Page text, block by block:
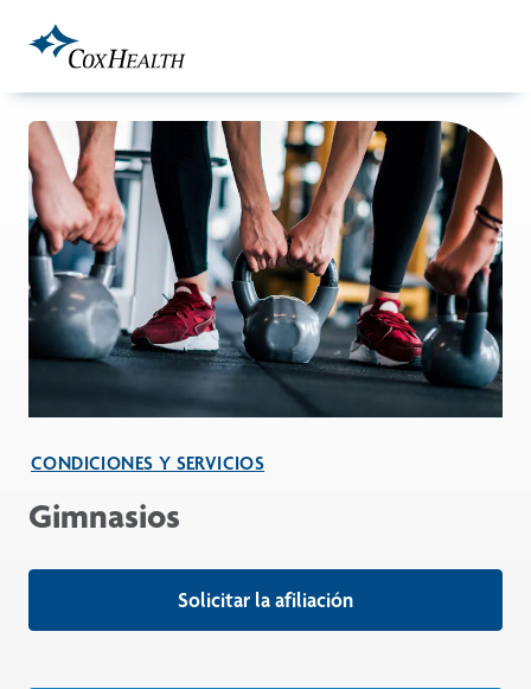
CONDICIONES Y SERVICIOS
Gimnasios
Solicitar la afiliación